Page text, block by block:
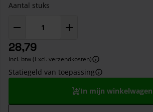
Aantal stuks
28,79
incl. btw (Excl. verzendkosten)
Statiegeld van toepassing
In mijn winkelwagen